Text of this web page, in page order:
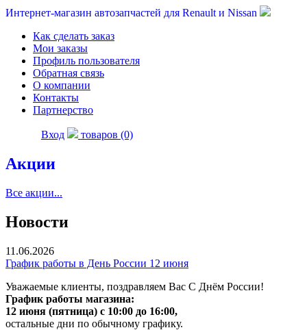
Интернет-магазин автозапчастей для Renault и Nissan
Как сделать заказ
Мои заказы
Профиль пользователя
Обратная связь
О компании
Контакты
Партнерство
Вход товаров (0)
Акции
Все акции...
Новости
11.06.2026
График работы в День России 12 июня
Уважаемые клиенты, поздравляем Вас С Днём России!
График работы магазина:
12 июня (пятница) с 10:00 до 16:00,
остальные дни по обычному графику.